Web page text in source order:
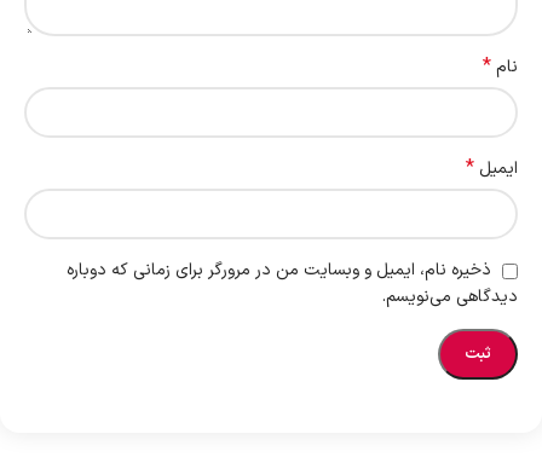
نام*
ایمیل *
ذخیره نام، ایمیل و وبسایت من در مرورگر برای زمانی که دوباره
دیدگاهی می‌نویسم.